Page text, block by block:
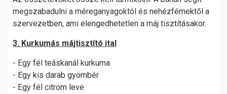
megszabadulni a méreganyagoktól és nehézfémektől a
szervezetben, ami elengedhetetlen a máj tisztításakor.
3. Kurkumás májtisztító ital
- Egy fél teáskanál kurkuma
- Egy kis darab gyömbér
- Egy fél citrom leve